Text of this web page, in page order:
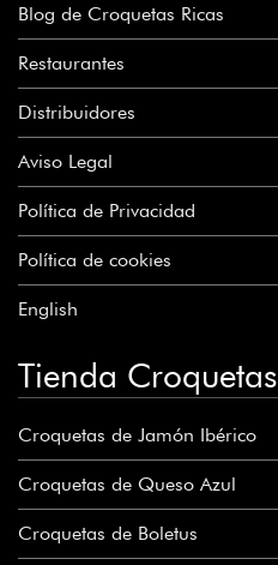
Blog de Croquetas Ricas
Restaurantes
Distribuidores
Aviso Legal
Política de Privacidad
Política de cookies
English
Tienda Croquetas
Croquetas de Jamón Ibérico
Croquetas de Queso Azul
Croquetas de Boletus